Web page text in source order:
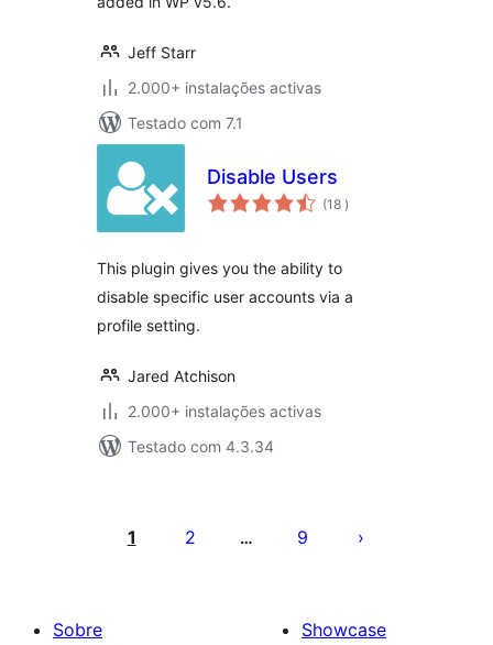
Jeff Starr
2.000+ instalações activas
Testado com 7.1
Disable Users
(18 classificações
)
This plugin gives you the ability to
disable specific user accounts via a
profile setting.
Jared Atchison
2.000+ instalações activas
Testado com 4.3.34
dos
1 2 … 9
Sobre
Showcase